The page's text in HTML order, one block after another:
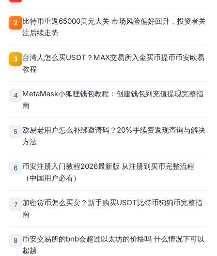
2
比特币重返65000美元大关 市场风险偏好回升，投资者关
注后续走势
3
台湾人怎么买USDT？MAX交易所入金买币提币币安欧易
教程
4
MetaMask小狐狸钱包教程：创建钱包到充值提现完整指
南
5
欧易老用户怎么补绑邀请码？20%手续费返现查询与解决
方法
6
币安注册入门教程2026最新版 从注册到买币完整流程
（中国用户必看）
7
加密货币怎么买卖？新手购买USDT比特币狗狗币完整指
南
8
币安交易所的bnb会超过以太坊的价格吗 什么情况下可以
超越